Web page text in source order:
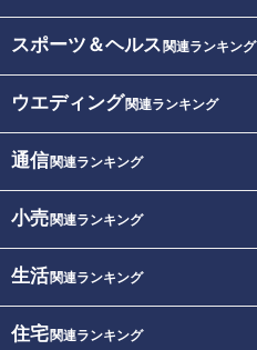
スポーツ＆ヘルス 関連ランキング
ウエディング関連ランキング
通信関連ランキング
小売関連ランキング
生活関連ランキング
住宅関連ランキング